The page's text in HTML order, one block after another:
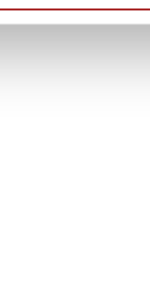
vores hjemmeside